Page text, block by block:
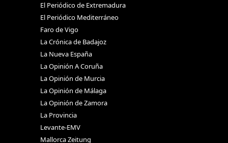
El Periódico de Extremadura
El Periódico Mediterráneo
Faro de Vigo
La Crónica de Badajoz
La Nueva España
La Opinión A Coruña
La Opinión de Murcia
La Opinión de Málaga
La Opinión de Zamora
La Provincia
Levante-EMV
Mallorca Zeitung